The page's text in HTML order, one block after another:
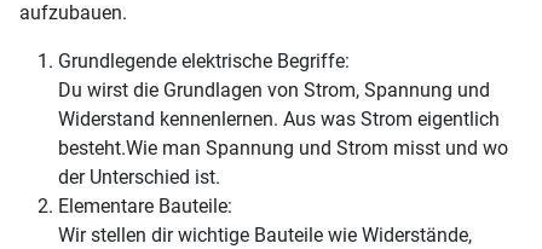
aufzubauen.
Grundlegende elektrische Begriffe:
Du wirst die Grundlagen von Strom, Spannung und
Widerstand kennenlernen. Aus was Strom eigentlich
besteht.Wie man Spannung und Strom misst und wo
der Unterschied ist.
Elementare Bauteile:
Wir stellen dir wichtige Bauteile wie Widerstände,